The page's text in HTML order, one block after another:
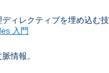
ィレクティブを埋め込む技
入門
情報。